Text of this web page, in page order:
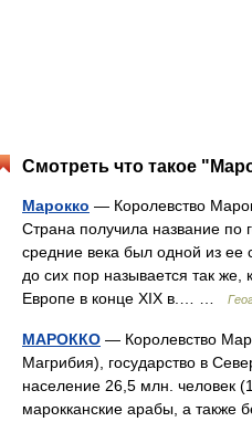
Смотреть что такое
Марокко — Королевство
Страна получила название по
средние века был одной из ее
до сих пор называется так
Европе в конце XIX в.… …
МАРОККО — Королевство
Магрибия), государство в
население 26,5 млн. человек
марокканские арабы, а также